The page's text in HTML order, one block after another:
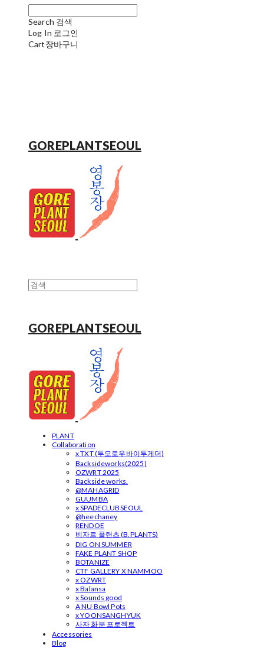
Search 검색
Log In 로그인
Cart장바구니
GOREPLANTSEOUL
GOREPLANTSEOUL
PLANT
Collaboration
x TXT (투모로우바이투게더)
Backsideworks(2025)
OZWRT 2025
Backside works.
@MAHAGRID
GUUMBA
x SPADECLUBSEOUL
@heechaney
RENDOE
비자르 플랜츠 (B.PLANTS)
DIG ON SUMMER
FAKE PLANT SHOP
BOTANIZE
CTF GALLERY X NAMMOO
x OZWRT
x Balansa
x Sounds good
A NU Bowl Pots
x YOONSANGHYUK
사자 화분 프로젝트
Accessories
Blog